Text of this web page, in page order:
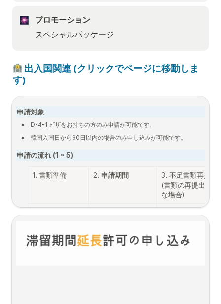
プロモーション
スペシャルパッケージ
出入国関連 (クリックでページに移動しま
す)
申請対象
• D-4-1 ビザをお持ちの方のみ申請が可能です。
• 韓国入国日から90日以内の場合のみ申し込みが可能です。
申請の流れ (1 ~ 5)
1. 書類準備 2. 申請期間
3. 不足書類再提出
(書類の再提出が必
な場合)